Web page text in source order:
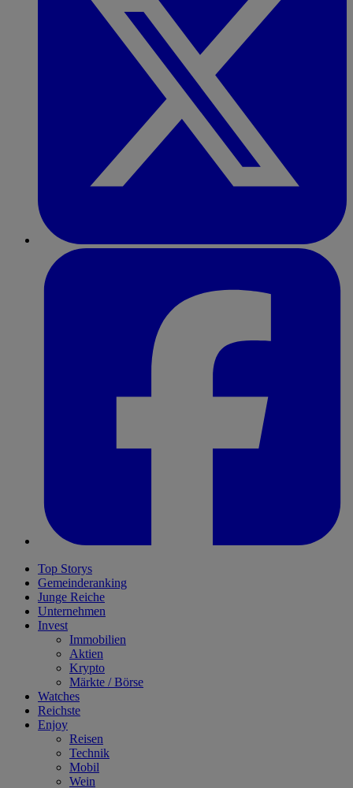
Top Storys
Gemeinderanking
Junge Reiche
Unternehmen
Invest
Immobilien
Aktien
Krypto
Märkte / Börse
Watches
Reichste
Enjoy
Reisen
Technik
Mobil
Wein